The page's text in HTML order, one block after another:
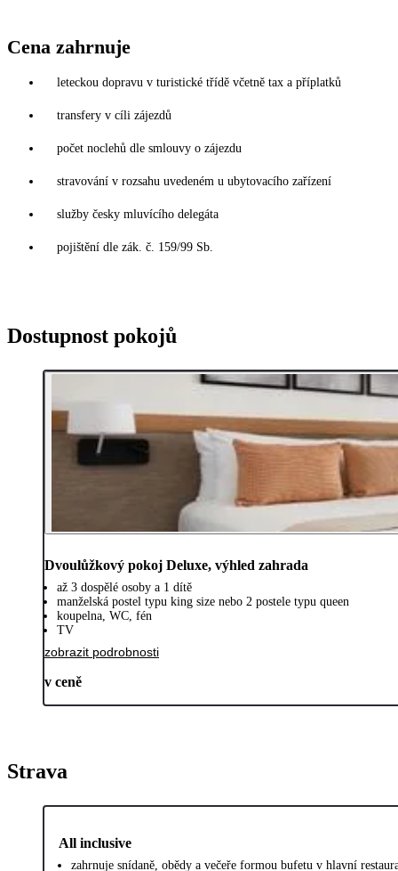
Cena zahrnuje
leteckou dopravu v turistické třídě včetně tax a příplatků
transfery v cíli zájezdů
počet noclehů dle smlouvy o zájezdu
stravování v rozsahu uvedeném u ubytovacího zařízení
služby česky mluvícího delegáta
pojištění dle zák. č. 159/99 Sb.
Dostupnost pokojů
Dvoulůžkový pokoj Deluxe, výhled zahrada
až 3 dospělé osoby a 1 dítě
manželská postel typu king size nebo 2 postele typu queen
koupelna, WC, fén
TV
zobrazit podrobnosti
v ceně
Strava
All inclusive
zahrnuje snídaně, obědy a večeře formou bufetu v hlavní